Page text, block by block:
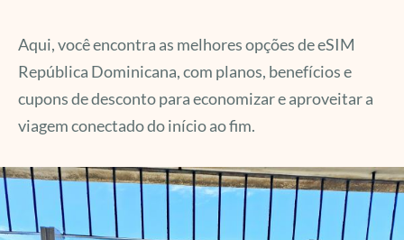
Aqui, você encontra as melhores opções de eSIM
República Dominicana, com planos, benefícios e
cupons de desconto para economizar e aproveitar a
viagem conectado do início ao fim.